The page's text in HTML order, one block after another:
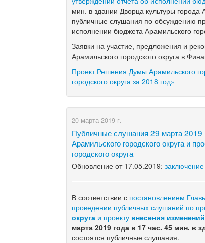
мин. в здании Дворца культуры города
публичные слушания по обсуждению
исполнении бюджета Арамильского
Заявки научастие, предложения и
Арамильского городского округа в
Проект Решения Думы Арамильского
городского округа за 2018 год»
20 марта 2019 г.
Публичные слушания 29 марта 2019
Арамильского городского округа и
городского округа
Обновление от 17.05.2019:
В соответствии с постановлением
проведении публичных слушаний по
округа и проекту внесения
марта 2019 года в 17 час. 45 мин. в
состоятся публичные слушания.